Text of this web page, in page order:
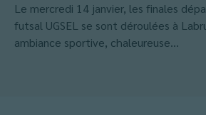
Le mercredi 14 janvier, les finales
futsal UGSEL se sont déroulées à
ambiance sportive, chaleureuse...